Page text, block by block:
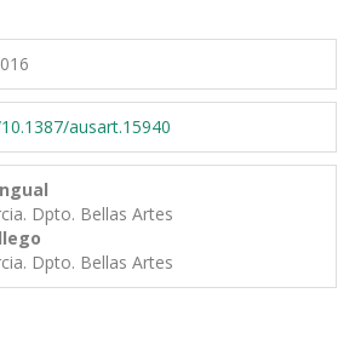
ausart.15940
Dpto. Bellas Artes
Dpto. Bellas Artes